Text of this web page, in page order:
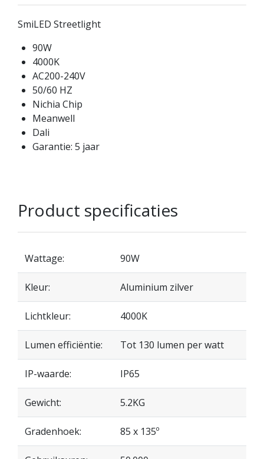
SmiLED Streetlight
90W
4000K
AC200-240V
50/60 HZ
Nichia Chip
Meanwell
Dali
Garantie: 5 jaar
Product specificaties
Wattage: 90W
Kleur: Aluminium zilver
Lichtkleur: 4000K
Lumen efficiëntie: Tot 130 lumen per watt
IP-waarde: IP65
Gewicht: 5.2KG
Gradenhoek: 85 x 135º